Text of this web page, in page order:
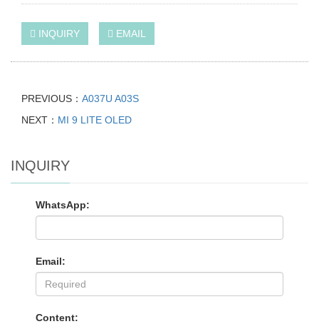
INQUIRY EMAIL
PREVIOUS： A037U A03S
NEXT： MI 9 LITE OLED
INQUIRY
WhatsApp:
Email:
Content: